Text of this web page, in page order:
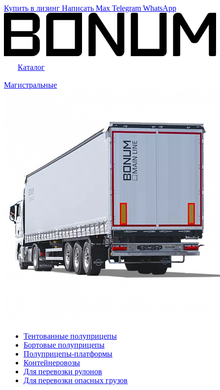
Купить в лизинг Написать Max Telegram WhatsApp
Каталог
Магистральные
Тентованные полуприцепы
Бортовые полуприцепы
Полуприцепы-платформы
Контейнеровозы
Для перевозки рулонов
Для перевозки опасных грузов